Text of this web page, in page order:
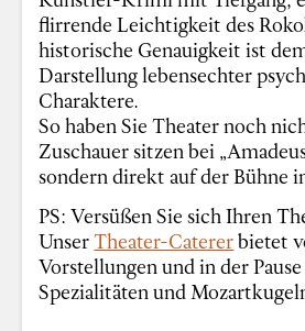
flirrende Leichtigkeit des
historische Genauigkeit ist
Darstellung lebensechter
Charaktere.
So haben Sie Theater noch
Zuschauer sitzen bei
sondern direkt auf der Bühne
PS: Versüßen Sie sich Ihren
UnserTheater-Catererbietet
Vorstellungen und in der
Spezialitäten und